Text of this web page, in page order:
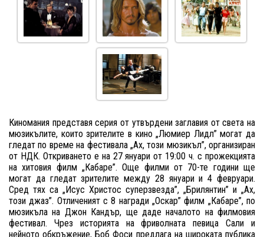
Киномания представя серия от утвърдени заглавия от света на
мюзикълите, които зрителите в кино „Люмиер Лидл” могат да
гледат по време на фестивала „Ах, този мюзикъл”, организиран
от НДК. Откриването е на 27 януари от 19:00 ч. с прожекцията
на хитовия филм „Кабаре”. Още филми от 70-те години ще
могат да гледат зрителите между 28 януари и 4 февруари.
Сред тях са „Исус Христос суперзвезда”, „Брилянтин” и „Ах,
този джаз”. Отличеният с 8 награди „Оскар” филм „Кабаре”, по
мюзикъла на Джон Кандър, ще даде началото на филмовия
фестивал. Чрез историята на фриволната певица Сали и
нейното обкръжение, Боб Фоси предлага на широката публика